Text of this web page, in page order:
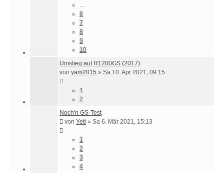
6
7
8
9
10
Umstieg auf R1200GS (2017)
von yam2015 » Sa 10. Apr 2021, 09:15
1
2
Noch'n GS-Test
von Yeti » Sa 6. Mär 2021, 15:13
1
2
3
4